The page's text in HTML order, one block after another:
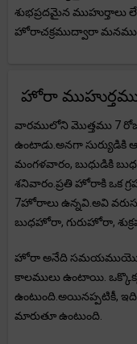
శుభప్రదమైన ముహుర్తాలు
హోరాచక్రముద్వారా మనము
హోరా
వారములోని మొత్తము 7
ఉంటాడు.అనగా సుర్యుడికి
మంగళవారం, బుధుడికి
శనివారం.ప్రతి హోరాకి ఒక
7హోరాలు ఉన్నవి.అవి
బుధహోరా, గురుహోరా,
హోరా అనేది
కాలములు ఉంటాయి.
ఉంటుంది.అయినప్పటికీ,
మారుతూ ఉంటుంది.